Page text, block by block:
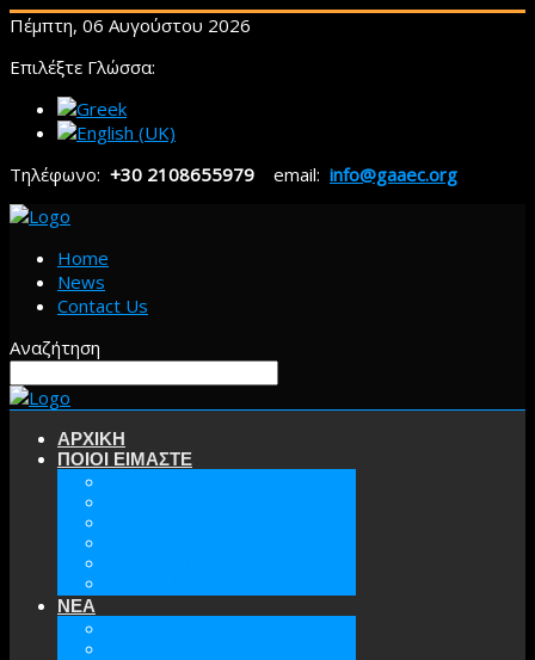
Πέμπτη, 06 Αυγούστου 2026
Επιλέξτε Γλώσσα:
Τηλέφωνο: +30 2108655979 email: info@gaaec.org
Home
News
Contact Us
Αναζήτηση
ΑΡΧΙΚΗ
ΠΟΙΟΙ ΕΙΜΑΣΤΕ
ΝΕΑ